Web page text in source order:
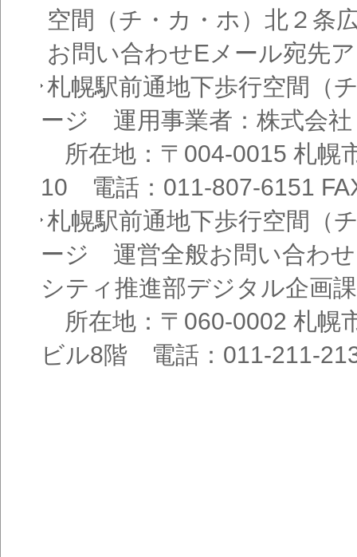
空間（チ・カ・ホ）北２条
お問い合わせEメール宛先
札幌駅前通地下歩行空間（
ージ 運用事業者：株式会
所在地：〒004-0015 札幌
10 電話：011-807-6151
札幌駅前通地下歩行空間（
ージ 運営全般お問い合わ
シティ推進部デジタル企画課
所在地：〒060-0002 札幌
ビル8階 電話：011-211-